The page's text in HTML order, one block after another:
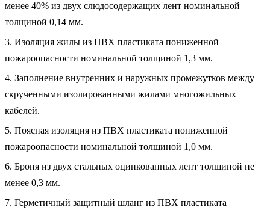
менее 40% из двух слюдосодержащих лент номинальной
толщиной 0,14 мм.
3. Изоляция жилы из ПВХ пластиката пониженной
пожароопасности номинальной толщиной 1,3 мм.
4. Заполнение внутренних и наружных промежутков между
скрученными изолированными жилами многожильных
кабелей.
5. Поясная изоляция из ПВХ пластиката пониженной
пожароопасности номинальной толщиной 1,0 мм.
6. Броня из двух стальных оцинкованных лент толщиной не
менее 0,3 мм.
7. Герметичный защитный шланг из ПВХ пластиката